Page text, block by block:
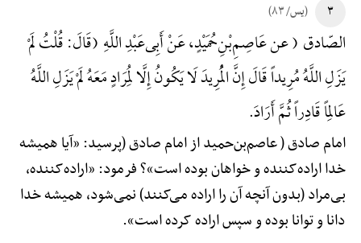
۳ (یس/ ۸۳)
الصّادق ( عن عَاصِمِ‌بْنِ‌حُمَیْدٍ، عَنْ أَبِی‌عَبْدِ اللَّهِ (قَالَ: قُلْتُ لَمْ
یَزَلِ اللَّهُ مُرِیداً قَالَ إِنَّ الْمُرِیدَ لَا یَکُونُ إِلَّا لِمُرَادٍ مَعَهُ لَمْ یَزَلِ اللَّهُ
عَالِماً قَادِراً ثُمَّ أَرَادَ.
امام صادق ( عاصم‌بن‌حمید از امام صادق (پرسید: «آیا همیشه
خدا اراده‌کننده و خواهان بوده است»؟ فرمود: «اراده‌کننده،
بی‌مراد (بدون آنچه آن را اراده می‌کنند) نمی‌شود، همیشه خدا
دانا و توانا بوده و سپس اراده کرده است».